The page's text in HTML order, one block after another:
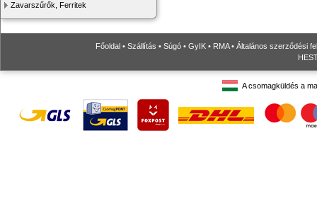
Zavarszűrők, Ferritek
Főoldal • Szállítás • Súgó • GyIK • RMA• Általános szerződési
A csomagküldés a